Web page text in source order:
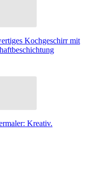
Kochgeschirr mit
Kreativ.